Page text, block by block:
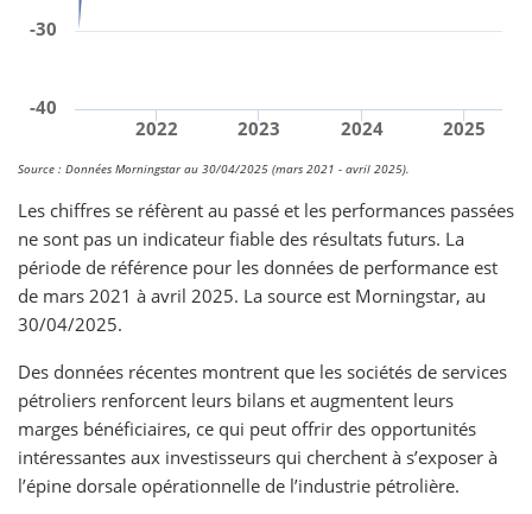
2022 2023 2024 2025
-40
-30
Source : Données Morningstar au 30/04/2025 (mars 2021 - avril 2025).
Les chiffres se réfèrent au passé et les performances passées
ne sont pas un indicateur fiable des résultats futurs. La
période de référence pour les données de performance est
de mars 2021 à avril 2025. La source est Morningstar, au
30/04/2025.
Des données récentes montrent que les sociétés de services
pétroliers renforcent leurs bilans et augmentent leurs
marges bénéficiaires, ce qui peut offrir des opportunités
intéressantes aux investisseurs qui cherchent à s’exposer à
l’épine dorsale opérationnelle de l’industrie pétrolière.